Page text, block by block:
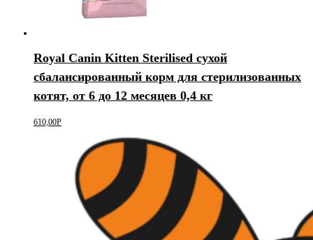
Royal Canin Kitten Sterilised сухой
сбалансированный корм для стерилизованных
котят, от 6 до 12 месяцев 0,4 кг
610,00Р